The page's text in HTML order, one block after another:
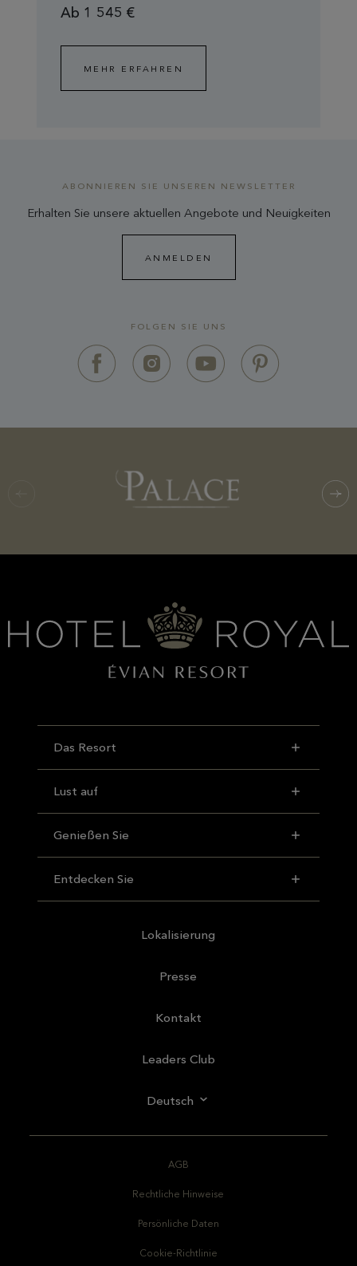
Ab 1 545 €
MEHR ERFAHREN
ABONNIEREN SIE UNSEREN NEWSLETTER
Erhalten Sie unsere aktuellen Angebote und Neuigkeiten
ANMELDEN
FOLGEN SIE UNS
Das Resort
Lust auf
Genießen Sie
Entdecken Sie
Lokalisierung
Presse
Kontakt
Leaders Club
Deutsch
AGB
Rechtliche Hinweise
Persönliche Daten
Cookie-Richtlinie